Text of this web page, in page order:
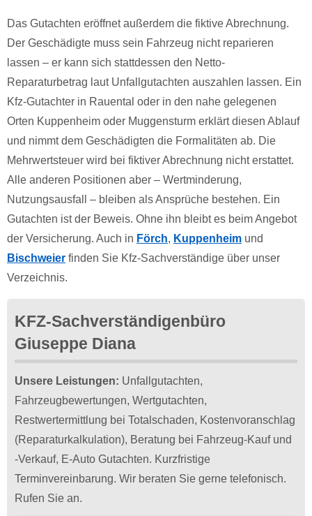
Das Gutachten eröffnet außerdem die fiktive Abrechnung.
Der Geschädigte muss sein Fahrzeug nicht reparieren
lassen – er kann sich stattdessen den Netto-
Reparaturbetrag laut Unfallgutachten auszahlen lassen. Ein
Kfz-Gutachter in Rauental oder in den nahe gelegenen
Orten Kuppenheim oder Muggensturm erklärt diesen Ablauf
und nimmt dem Geschädigten die Formalitäten ab. Die
Mehrwertsteuer wird bei fiktiver Abrechnung nicht erstattet.
Alle anderen Positionen aber – Wertminderung,
Nutzungsausfall – bleiben als Ansprüche bestehen. Ein
Gutachten ist der Beweis. Ohne ihn bleibt es beim Angebot
der Versicherung. Auch in Förch, Kuppenheim und
Bischweier finden Sie Kfz-Sachverständige über unser
Verzeichnis.
KFZ-Sachverständigenbüro
Giuseppe Diana
Unsere Leistungen: Unfallgutachten,
Fahrzeugbewertungen, Wertgutachten,
Restwertermittlung bei Totalschaden, Kostenvoranschlag
(Reparaturkalkulation), Beratung bei Fahrzeug-Kauf und
-Verkauf, E-Auto Gutachten. Kurzfristige
Terminvereinbarung. Wir beraten Sie gerne telefonisch.
Rufen Sie an.